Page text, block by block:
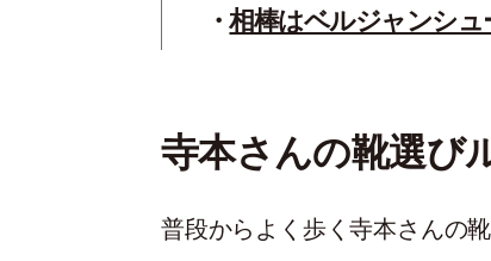
相棒はベルジャンシュ
寺本さんの靴選び
普段からよく歩く寺本さんの